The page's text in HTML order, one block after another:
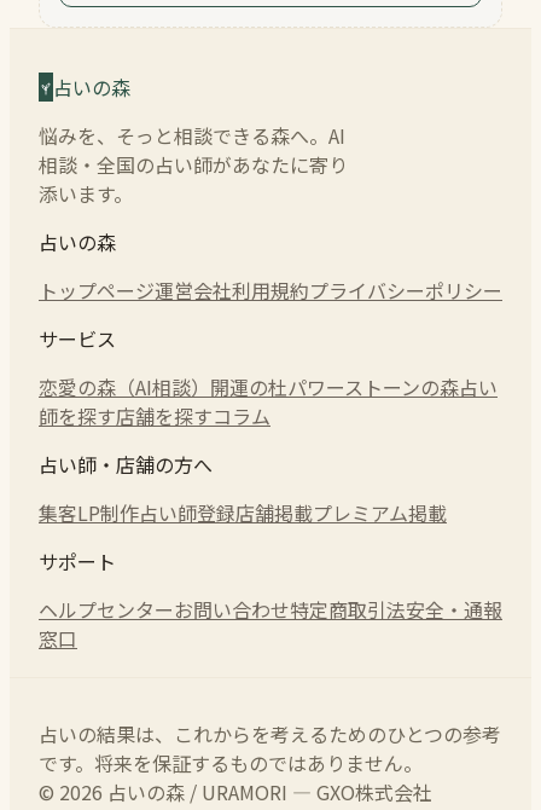
占いの森
悩みを、そっと相談できる森へ。AI
相談・全国の占い師があなたに寄り
添います。
占いの森
トップページ運営会社利用規約プライバシーポリシー
サービス
恋愛の森（AI相談） 開運の杜パワーストーンの森占い
師を探す店舗を探すコラム
占い師・店舗の方へ
集客LP制作占い師登録店舗掲載プレミアム掲載
サポート
ヘルプセンターお問い合わせ特定商取引法安全・通報
窓口
占いの結果は、これからを考えるためのひとつの参考
です。将来を保証するものではありません。
© 2026 占いの森 / URAMORI — GXO株式会社